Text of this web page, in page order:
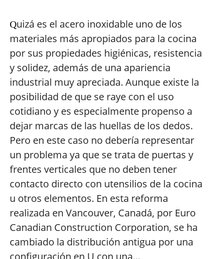
Quizá es el acero inoxidable uno de los
materiales más apropiados para la cocina
por sus propiedades higiénicas, resistencia
y solidez, además de una apariencia
industrial muy apreciada. Aunque existe la
posibilidad de que se raye con el uso
cotidiano y es especialmente propenso a
dejar marcas de las huellas de los dedos.
Pero en este caso no debería representar
un problema ya que se trata de puertas y
frentes verticales que no deben tener
contacto directo con utensilios de la cocina
u otros elementos. En esta reforma
realizada en Vancouver, Canadá, por Euro
Canadian Construction Corporation, se ha
cambiado la distribución antigua por una
configuración en U con una…